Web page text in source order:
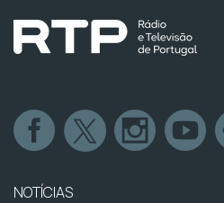
NOTÍCIAS